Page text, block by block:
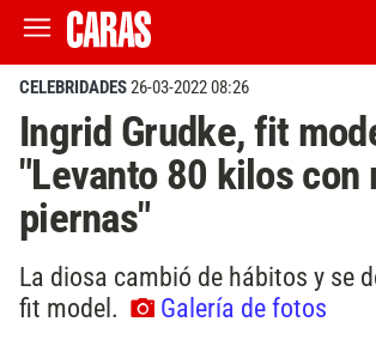
CELEBRIDADES26-03-2022 08:26
Ingrid Grudke, fit
"Levanto 80 kilos con
piernas"
La diosa cambió de hábitos y se
fit model.
Galería de fotos